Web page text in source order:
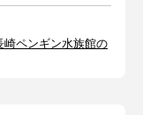
ペンギン水族館の